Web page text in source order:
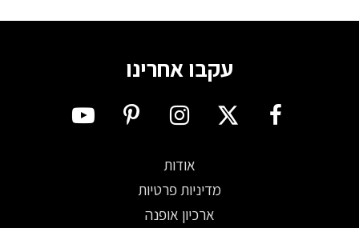
עקבו אחרינו
אודות
מדיניות פרטיות
ארכיון אופנה